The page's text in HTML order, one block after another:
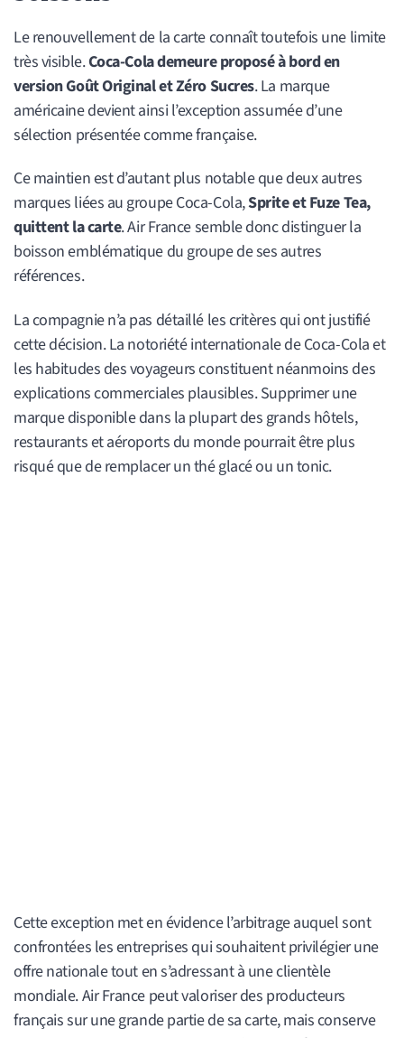
Le renouvellement de la carte connaît toutefois une limite
très visible.Coca-Cola demeure proposé à bord en
version Goût Original et Zéro Sucres. La marque
américaine devient ainsi l’exception assumée d’une
sélection présentée comme française.
Ce maintien est d’autant plus notable que deux autres
marques liées au groupe Coca-Cola,Sprite et Fuze Tea,
quittent la carte. Air France semble donc distinguer la
boisson emblématique du groupe de ses autres
références.
La compagnie n’a pas détaillé les critères qui ont justifié
cette décision. La notoriété internationale de Coca-Cola et
les habitudes des voyageurs constituent néanmoins des
explications commerciales plausibles. Supprimer une
marque disponible dans la plupart des grands hôtels,
restaurants et aéroports du monde pourrait être plus
risqué que de remplacer un thé glacé ou un tonic.
Cette exception met en évidence l’arbitrage auquel sont
confrontées les entreprises qui souhaitent privilégier une
offre nationale tout en s’adressant à une clientèle
mondiale. Air France peut valoriser des producteurs
français sur une grande partie de sa carte, mais conserve